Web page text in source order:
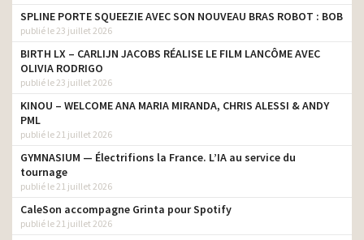
SPLINE PORTE SQUEEZIE AVEC SON NOUVEAU BRAS ROBOT : BOB
publié le 23 juillet 2026
BIRTH LX – CARLIJN JACOBS RÉALISE LE FILM LANCÔME AVEC
OLIVIA RODRIGO
publié le 23 juillet 2026
KINOU – WELCOME ANA MARIA MIRANDA, CHRIS ALESSI & ANDY
PML
publié le 21 juillet 2026
GYMNASIUM — Électrifions la France. L’IA au service du
tournage
publié le 21 juillet 2026
CaleSon accompagne Grinta pour Spotify
publié le 21 juillet 2026